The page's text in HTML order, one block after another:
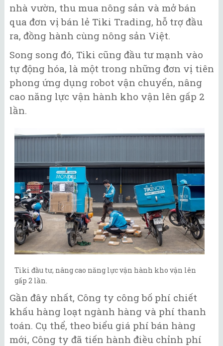
nhà vườn, thu mua nông sản và mở bán
qua đơn vị bán lẻ Tiki Trading, hỗ trợ đầu
ra, đồng hành cùng nông sản Việt.
Song song đó, Tiki cũng đầu tư mạnh vào
tự động hóa, là một trong những đơn vị tiên
phong ứng dụng robot vận chuyển, nâng
cao năng lực vận hành kho vận lên gấp 2
lần.
Tiki đầu tư, nâng cao năng lực vận hành kho vận lên
gấp 2 lần.
Gần đây nhất, Công ty công bố phí chiết
khấu hàng loạt ngành hàng và phí thanh
toán. Cụ thể, theo biểu giá phí bán hàng
mới, Công ty đã tiến hành điều chỉnh phí